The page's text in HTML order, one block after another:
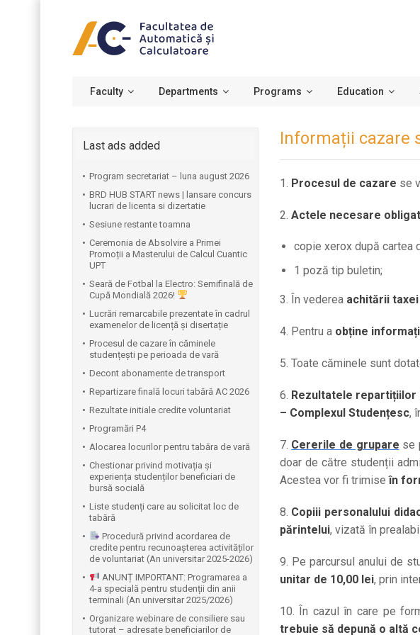
Faculty Departments Programs Education
Informații cazare
1. Procesul de cazare se
2. Actele necesare
copie xerox după cartea
1 poză tip buletin;
3. În vederea achitării
4. Pentru a obține
5. Toate căminele sunt
6. Rezultatele repartițiilor
– Complexul Studențesc,
7. Cererile de grupare se
doar de către studenții
Acestea vor fi trimiseîn
8. Copiii personalului
părintelui, vizată în
9. Pe parcursul anului de
unitar de 10,00 lei, prin
10. În cazul în care pe
trebuie să depună o altă
Last ads added
Program secretariat – luna august 2026
BRD HUB START news | lansare concurs
lucrari de licenta si dizertatie
Sesiune restante toamna
Ceremonia de Absolvire a Primei
Promoții a Masterului de Calcul Cuantic
UPT
⁠Seară de Fotbal la Electro: Semifinală de
Cupă Mondială 2026!
Lucrări remarcabile prezentate în cadrul
examenelor de licență și disertație
Procesul de cazare în căminele
studențești pe perioada de vară
Decont abonamente de transport
Repartizare finală locuri tabără AC 2026
Rezultate initiale credite voluntariat
Programări P4
Alocarea locurilor pentru tabăra de vară
Chestionar privind motivația și
experiența studenților beneficiari de
bursă socială
Liste studenți care au solicitat loc de
tabără
Procedură privind acordarea de
credite pentru recunoașterea activităților
de voluntariat (An universitar 2025-2026)
ANUNȚ IMPORTANT: Programarea a
4-a specială pentru studenții din anii
terminali (An universitar 2025/2026)
Organizare webinare de consiliere sau
tutorat – adresate beneficiarilor de